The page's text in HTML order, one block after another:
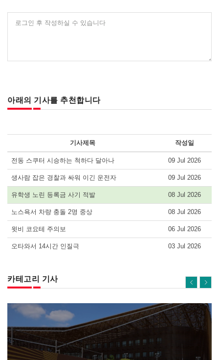
로그인 후 작성하실 수 있습니다
아래의 기사를 추천합니다
기사제목 작성일
전동 스쿠터 시승하는 척하다 달아나 09 Jul 2026
생사람 잡은 경찰과 싸워 이긴 운전자 09 Jul 2026
유학생 노린 등록금 사기 적발 08 Jul 2026
노스욕서 차량 충돌 2명 중상 08 Jul 2026
윗비 코요테 주의보 06 Jul 2026
오타와서 14시간 인질극 03 Jul 2026
카테고리 기사